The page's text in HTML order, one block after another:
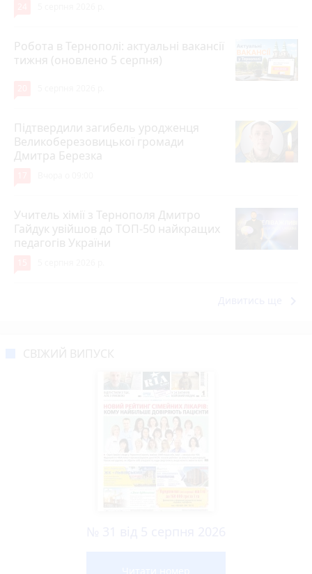
Робота в Тернополі: актуальні вакансії
тижня (оновлено 5 серпня)
Підтвердили загибель уродженця
Великоберезовицької громади
Дмитра Березка
Учитель хімії з Тернополя Дмитро
Гайдук увійшов до ТОП-50 найкращих
педагогів України